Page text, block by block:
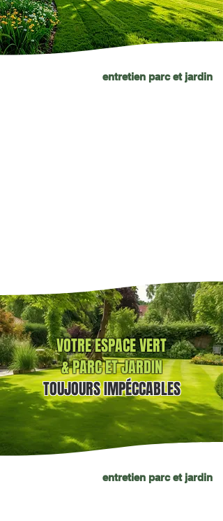
entretien parc et jardin
VOTRE ESPACE VERT
& PARC ET JARDIN
TOUJOURSIMPÉCCABLES
entretien parc et jardin